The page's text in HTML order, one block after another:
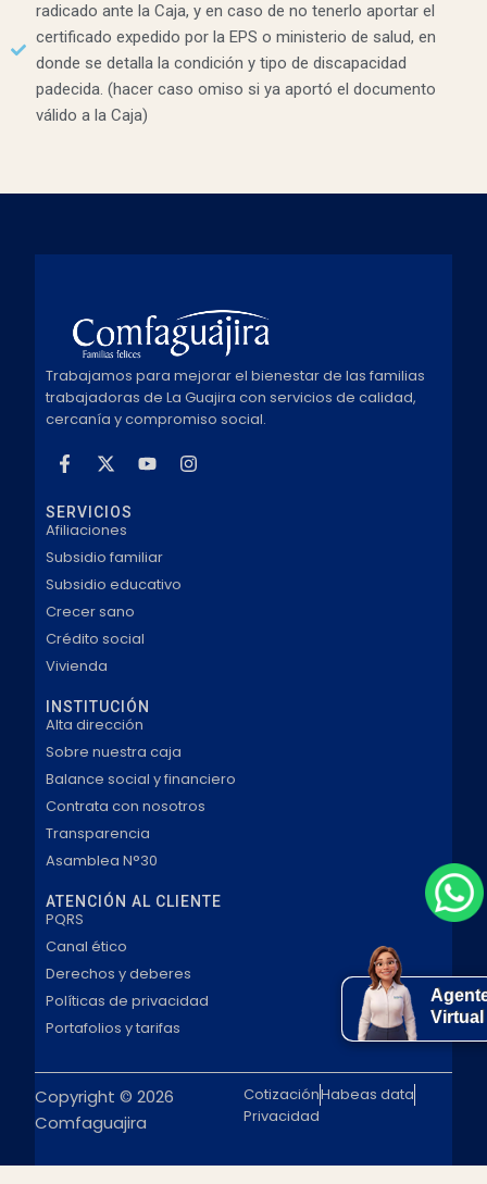
radicado ante la Caja, y en caso de no tenerlo aportar el
certificado expedido por la EPS o ministerio de salud, en
donde se detalla la condición y tipo de discapacidad
padecida. (hacer caso omiso si ya aportó el documento
válido a la Caja)
Trabajamos para mejorar el bienestar de las familias
trabajadoras de La Guajira con servicios de calidad,
cercanía y compromiso social.
SERVICIOS
Afiliaciones
Subsidio familiar
Subsidio educativo
Crecer sano
Crédito social
Vivienda
INSTITUCIÓN
Alta dirección
Sobre nuestra caja
Balance social y financiero
Contrata con nosotros
Transparencia
Asamblea N°30
ATENCIÓN AL CLIENTE
PQRS
Canal ético
Derechos y deberes
Políticas de privacidad
Portafolios y tarifas
Copyright © 2026
Comfaguajira
CotizaciónHabeas data
Privacidad
Virtual